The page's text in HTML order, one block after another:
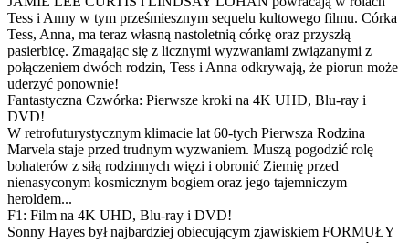
Tess i Anny w tym prześmiesznym sequelu kultowego filmu. Córka
Tess, Anna, ma teraz własną nastoletnią córkę oraz przyszłą
pasierbicę. Zmagając się z licznymi wyzwaniami związanymi z
połączeniem dwóch rodzin, Tess i Anna odkrywają, że piorun może
uderzyć ponownie!
Fantastyczna Czwórka: Pierwsze kroki na 4K UHD, Blu-ray i
DVD!
W retrofuturystycznym klimacie lat 60-tych Pierwsza Rodzina
Marvela staje przed trudnym wyzwaniem. Muszą pogodzić rolę
bohaterów z siłą rodzinnych więzi i obronić Ziemię przed
nienasyconym kosmicznym bogiem oraz jego tajemniczym
heroldem...
F1: Film na 4K UHD, Blu-ray i DVD!
Sonny Hayes był najbardziej obiecującym zjawiskiem FORMUŁY